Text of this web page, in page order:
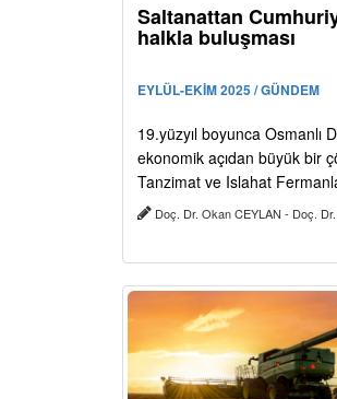
Saltanattan
halkla buluşması
EYLÜL-EKİM 2025 / GÜNDEM
19.yüzyıl boyunca Osmanlı
ekonomik açıdan büyük bir
Tanzimat ve Islahat
Doç. Dr. Okan CEYLAN - Doç.